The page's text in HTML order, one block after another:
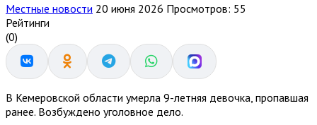
Местные новости 20 июня 2026 Просмотров: 55
Рейтинги
(0)
В Кемеровской области умерла 9-летняя девочка, пропавшая
ранее. Возбуждено уголовное дело.